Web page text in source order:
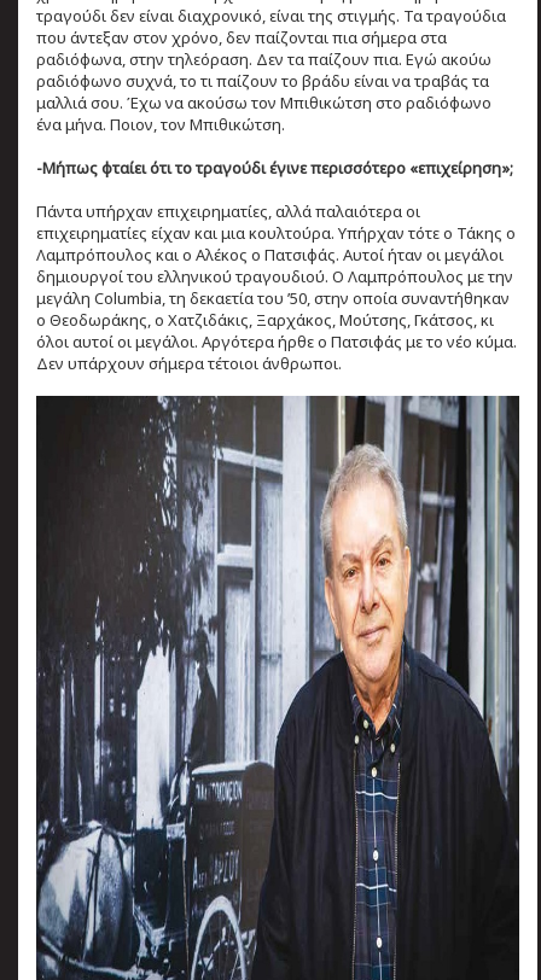
τραγούδι δεν είναι διαχρονικό, είναι της στιγμής. Τα τραγούδια
που άντεξαν στον χρόνο, δεν παίζονται πια σήμερα στα
ραδιόφωνα, στην τηλεόραση. Δεν τα παίζουν πια. Εγώ ακούω
ραδιόφωνο συχνά, το τι παίζουν το βράδυ είναι να τραβάς τα
μαλλιά σου. Έχω να ακούσω τον Μπιθικώτση στο ραδιόφωνο
ένα μήνα. Ποιον, τον Μπιθικώτση.
-Μήπως φταίει ότι το τραγούδι έγινε περισσότερο «επιχείρηση»;
Πάντα υπήρχαν επιχειρηματίες, αλλά παλαιότερα οι
επιχειρηματίες είχαν και μια κουλτούρα. Υπήρχαν τότε ο Τάκης ο
Λαμπρόπουλος και ο Αλέκος ο Πατσιφάς. Αυτοί ήταν οι μεγάλοι
δημιουργοί του ελληνικού τραγουδιού. Ο Λαμπρόπουλος με την
μεγάλη Columbia, τη δεκαετία του ’50, στην οποία συναντήθηκαν
ο Θεοδωράκης, ο Χατζιδάκις, Ξαρχάκος, Μούτσης, Γκάτσος, κι
όλοι αυτοί οι μεγάλοι. Αργότερα ήρθε ο Πατσιφάς με το νέο κύμα.
Δεν υπάρχουν σήμερα τέτοιοι άνθρωποι.